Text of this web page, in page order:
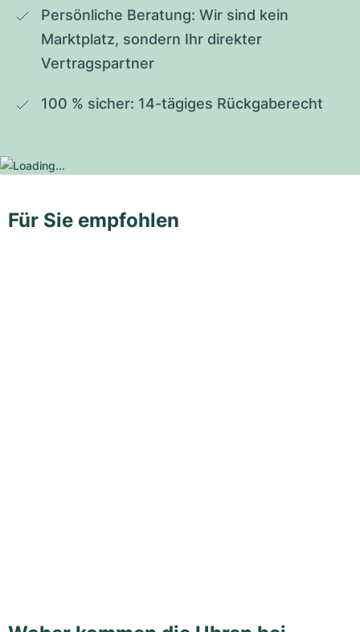
Persönliche Beratung: Wir sind kein
Marktplatz, sondern Ihr direkter
Vertragspartner
100 % sicher: 14-tägiges Rückgaberecht
Für Sie empfohlen